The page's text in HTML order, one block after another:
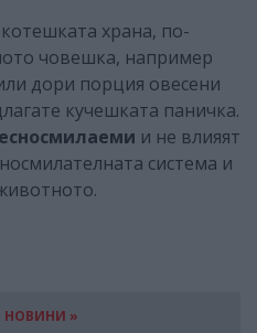
храна, по-
човешка, например
дори порция овесени
кучешката паничка.
и не влияят
система и
НОВИНИ »